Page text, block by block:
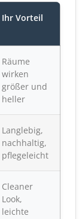
Ihr Vorteil
Räume
wirken
größer und
heller
Langlebig,
nachhaltig,
pflegeleicht
Cleaner
Look,
leichte